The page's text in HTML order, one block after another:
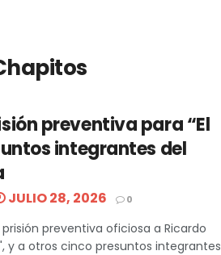
preventiva para “El
integrantes del
JULIO 28, 2026 0
preventiva oficiosa a Ricardo
y a otros cinco presuntos integrantes